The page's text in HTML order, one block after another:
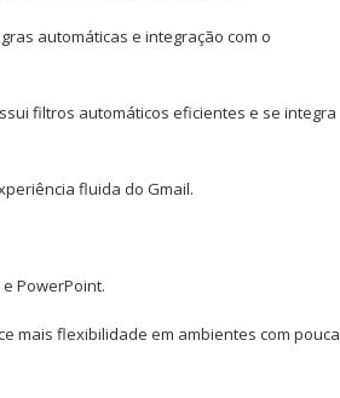
automáticas e integração com o
filtros automáticos eficientes e se integra
fluida do Gmail.
PowerPoint.
mais flexibilidade em ambientes com pouca